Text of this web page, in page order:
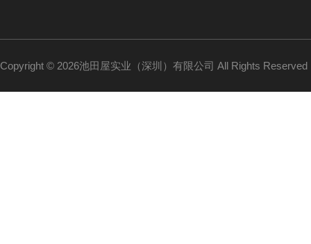
Copyright © 2026池田屋实业（深圳）有限公司 All Rights